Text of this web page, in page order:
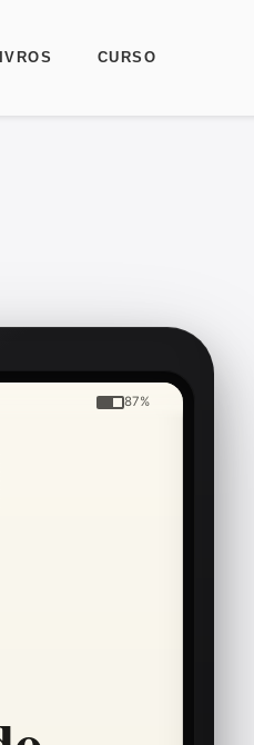
CURSO
87%